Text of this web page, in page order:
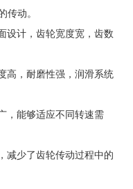
传动。
设计，齿轮宽度宽，齿数
高，耐磨性强，润滑系统
，能够适应不同转速需
减少了齿轮传动过程中的